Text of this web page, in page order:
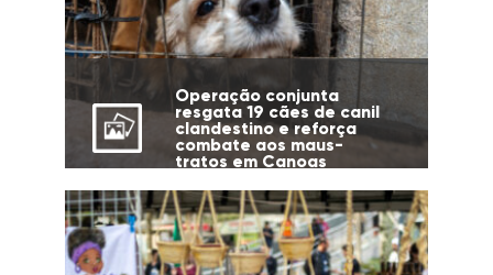
Operação conjunta
resgata 19 cães de canil
clandestino e reforça
combate aos maus-
tratos em Canoas